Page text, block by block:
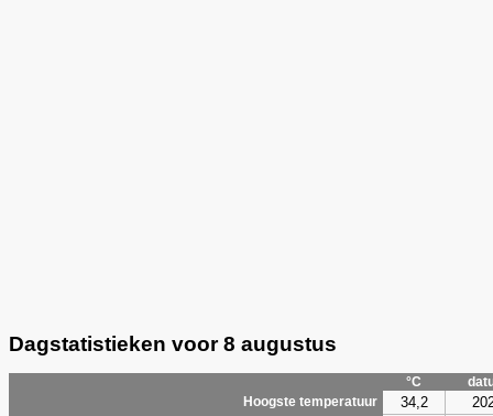
Dagstatistieken voor 8 augustus
°C
Hoogste temperatuur
34,2